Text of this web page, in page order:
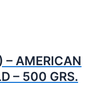
– AMERICAN
– 500 GRS.